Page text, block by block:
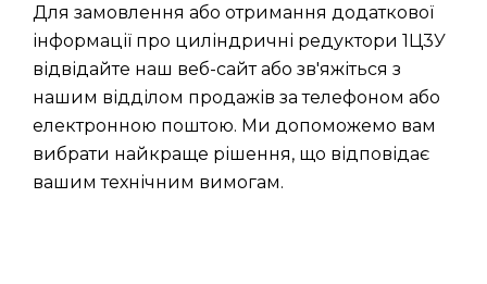
Для замовлення або отримання додаткової
інформації про циліндричні редуктори 1Ц3У
відвідайте наш веб-сайт або зв'яжіться з
нашим відділом продажів за телефоном або
електронною поштою. Ми допоможемо вам
вибрати найкраще рішення, що відповідає
вашим технічним вимогам.